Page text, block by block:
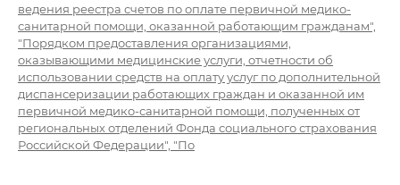
ведения реестра счетов по оплате первичной медико-
санитарной помощи, оказанной работающим гражданам",
"Порядком предоставления организациями,
оказывающими медицинские услуги, отчетности об
использовании средств на оплату услуг по дополнительной
диспансеризации работающих граждан и оказанной им
первичной медико-санитарной помощи, полученных от
региональных отделений Фонда социального страхования
Российской Федерации", "По